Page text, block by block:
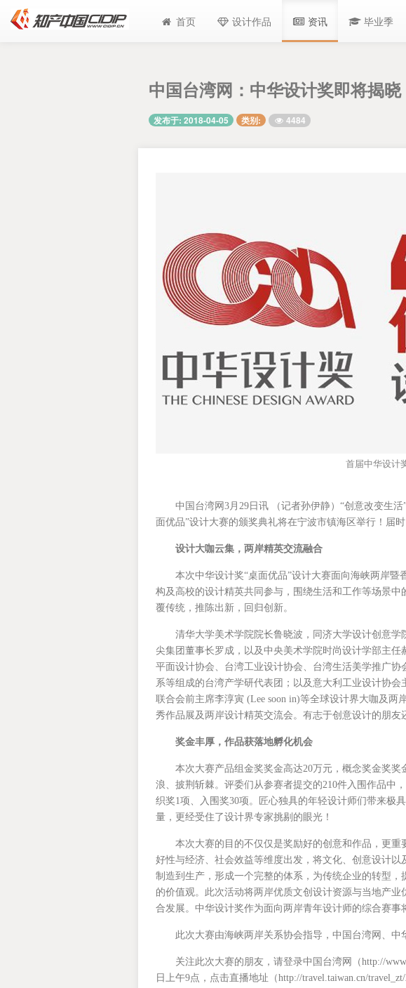
首页 设计作品 资讯 毕业季
中国台湾网：中华设计奖即将揭
发布于: 2018-04-05 类别: 4484
首届中华设计
中国台湾网3月29日讯 （记者孙伊静）“创意改变生
面优品”设计大赛的颁奖典礼将在宁波市镇海区举行！届
设计大咖云集，两岸精英交流融合
本次中华设计奖“桌面优品”设计大赛面向海峡两岸
构及高校的设计精英共同参与，围绕生活和工作等场景
覆传统，推陈出新，回归创新。
清华大学美术学院院长鲁晓波，同济大学设计创意
尖集团董事长罗成，以及中央美术学院时尚设计学部主
平面设计协会、台湾工业设计协会、台湾生活美学推广
系等组成的台湾产学研代表团；以及意大利工业设计协
联合会前主席李淳寅 (Lee soon in)等全球设计界大咖及
秀作品展及两岸设计精英交流会。有志于创意设计的朋
奖金丰厚，作品获落地孵化机会
本次大赛产品组金奖奖金高达20万元，概念奖金奖
浪、披荆斩棘。评委们从参赛者提交的210件入围作品中
织奖1项、入围奖30项。匠心独具的年轻设计师们带来极
量，更经受住了设计界专家挑剔的眼光！
本次大赛的目的不仅仅是奖励好的创意和作品，更
好性与经济、社会效益等维度出发，将文化、创意设计
制造到生产，形成一个完整的体系，为传统企业的转型
的价值观。此次活动将两岸优质文创设计资源与当地产
合发展。中华设计奖作为面向两岸青年设计师的综合赛
此次大赛由海峡两岸关系协会指导，中国台湾网、中
关注此次大赛的朋友，请登录中国台湾网（http://
日上午9点，点击直播地址（http://travel.taiwan.cn/